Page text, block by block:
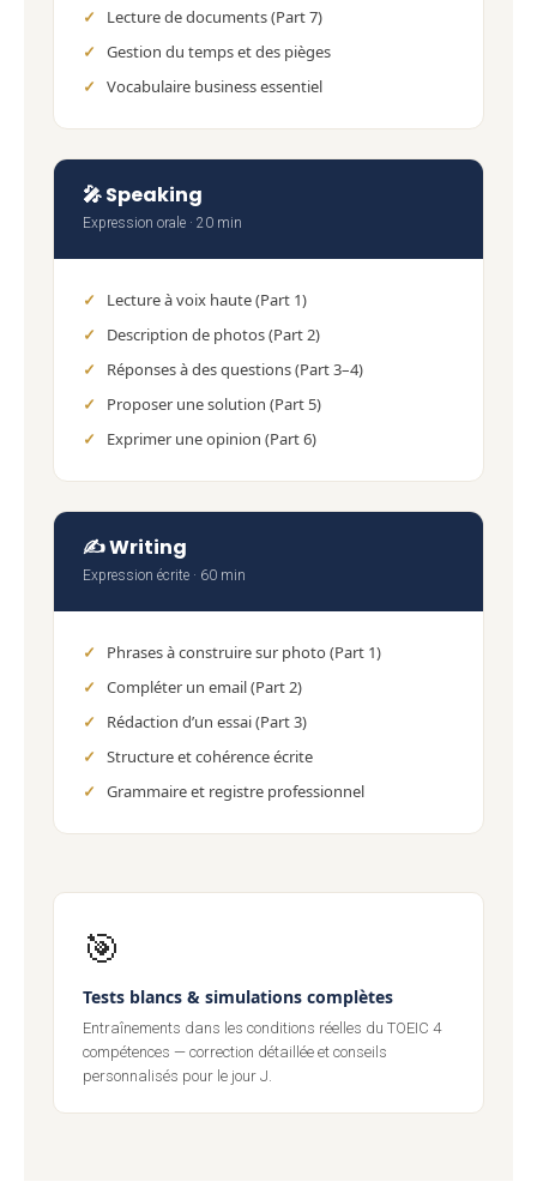
Lecture de documents (Part 7)
Gestion du temps et des pièges
Vocabulaire business essentiel
🎤 Speaking
Expression orale · 20 min
Lecture à voix haute (Part 1)
Description de photos (Part 2)
Réponses à des questions (Part 3–4)
Proposer une solution (Part 5)
Exprimer une opinion (Part 6)
✍️ Writing
Expression écrite · 60 min
Phrases à construire sur photo (Part 1)
Compléter un email (Part 2)
Rédaction d’un essai (Part 3)
Structure et cohérence écrite
Grammaire et registre professionnel
🎯
Tests blancs & simulations complètes
Entraînements dans les conditions réelles du TOEIC 4
compétences — correction détaillée et conseils
personnalisés pour le jour J.